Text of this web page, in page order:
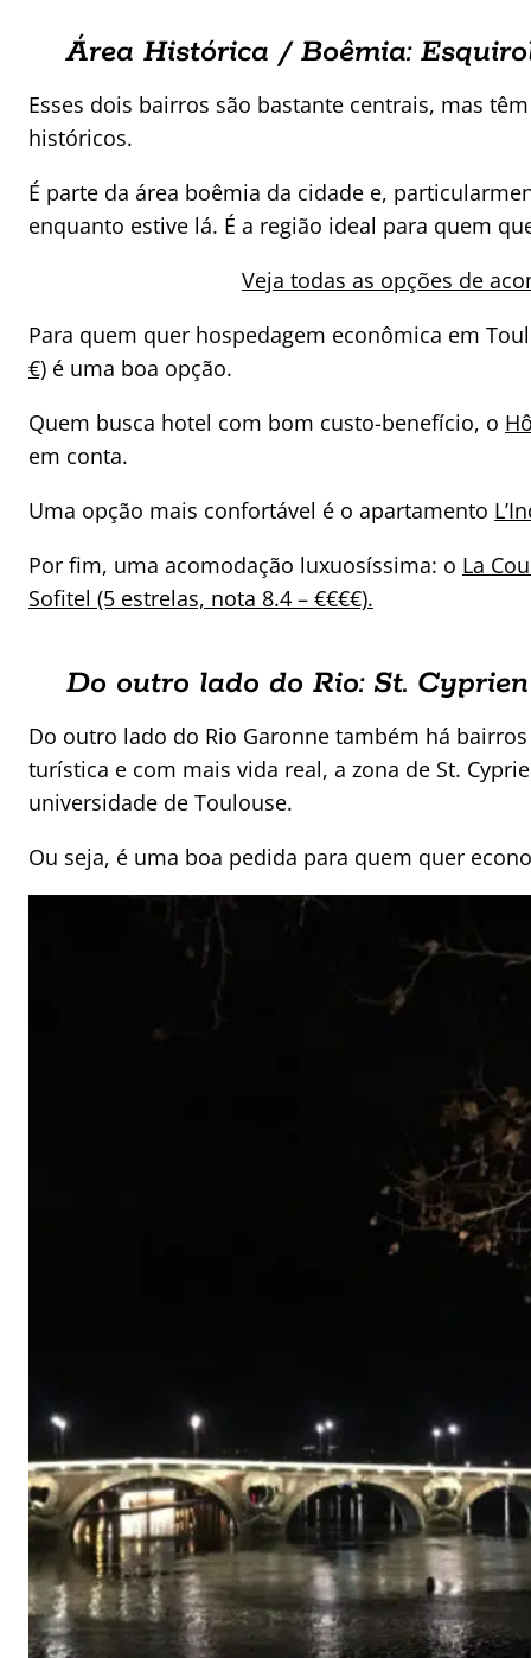
Área Histórica / Boêmia:
Esses dois bairros são bastante centrais, mas
históricos.
É parte da área boêmia da cidade e,
enquanto estive lá. É a região ideal para quem
Veja todas as opções de
Para quem quer hospedagem econômica em
€) é uma boa opção.
Quem busca hotel com bom custo-benefício, o
em conta.
Uma opção mais confortável é o apartamento
Por fim, uma acomodação luxuosíssima: o La
Sofitel (5 estrelas, nota 8.4 – €€€€).
Do outro lado do Rio: St. Cyprien
Do outro lado do Rio Garonne também há
turística e com mais vida real, a zona de St.
universidade de Toulouse.
Ou seja, é uma boa pedida para quem quer